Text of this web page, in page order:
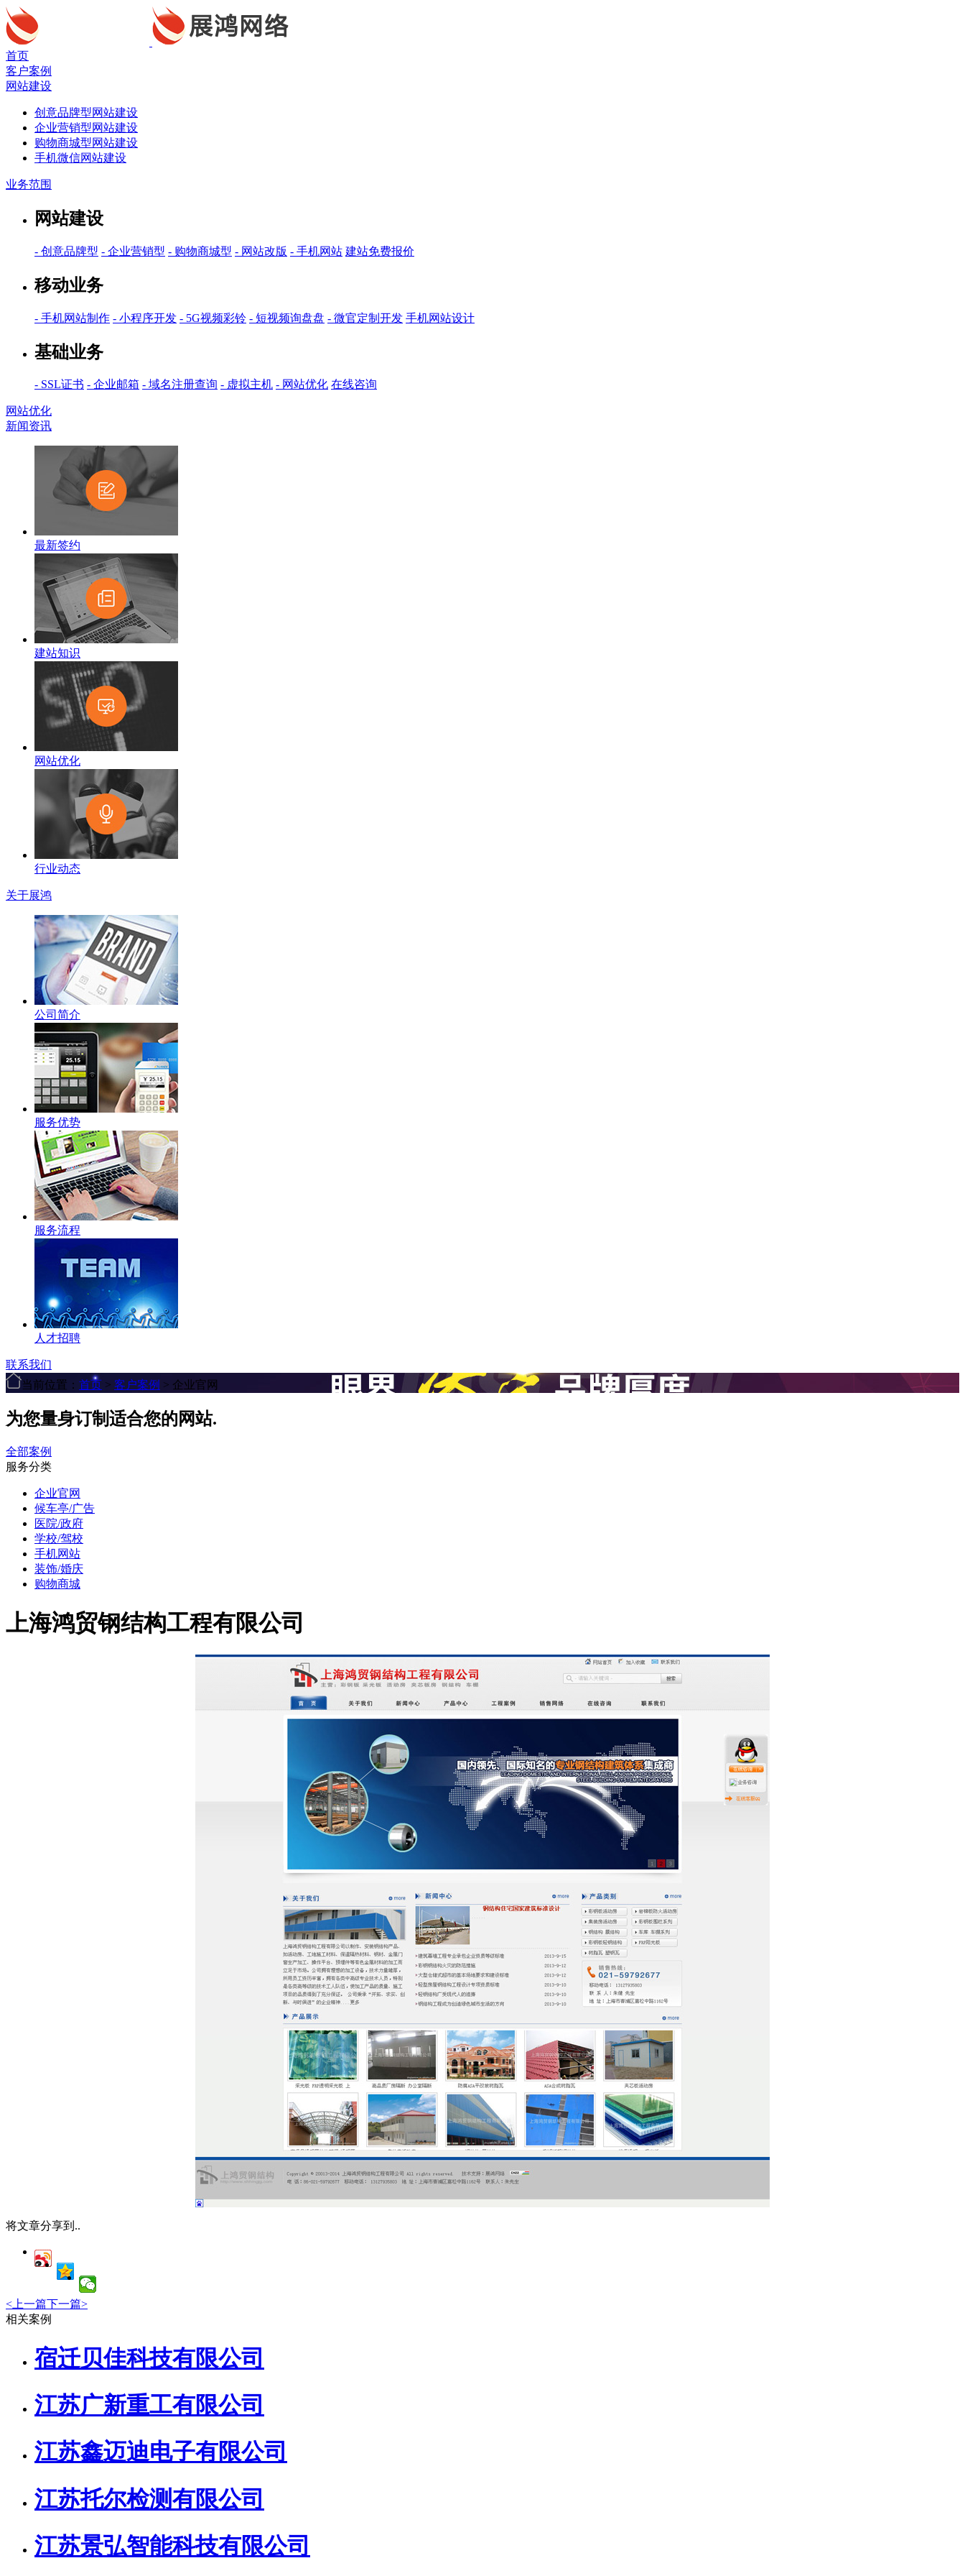
首页
客户案例
网站建设
创意品牌型网站建设
企业营销型网站建设
购物商城型网站建设
手机微信网站建设
业务范围
网站建设
- 创意品牌型 - 企业营销型 - 购物商城型 - 网站改版 - 手机网站 建站免费报价
移动业务
- 手机网站制作 - 小程序开发 - 5G视频彩铃 - 短视频询盘盘 - 微官定制开发 手机网站设计
基础业务
- SSL证书 - 企业邮箱 - 域名注册查询 - 虚拟主机 - 网站优化 在线咨询
网站优化
新闻资讯
最新签约
建站知识
网站优化
行业动态
关于展鸿
公司简介
服务优势
服务流程
人才招聘
联系我们
当前位置： 首页 > 客户案例 > 企业官网
为您量身订制适合您的网站.
全部案例
服务分类
企业官网
候车亭/广告
医院/政府
学校/驾校
手机网站
装饰/婚庆
购物商城
上海鸿贸钢结构工程有限公司
将文章分享到..
< 上一篇下一篇>
相关案例
宿迁贝佳科技有限公司
江苏广新重工有限公司
江苏鑫迈迪电子有限公司
江苏托尔检测有限公司
江苏景弘智能科技有限公司